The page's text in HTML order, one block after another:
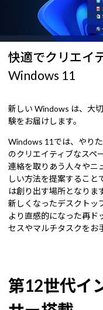
快適でクリエイ
Windows 11
新しい Windows は、大
験をお届けします。
Windows 11では、やり
のクリエイティブなスペ
連絡を取りあう人々やニ
しい方法を提案すること
は創り出す場所となりま
新しくなったデスクトッ
より直感的になった再ド
セスやマルチタスクをお
第12世代イ